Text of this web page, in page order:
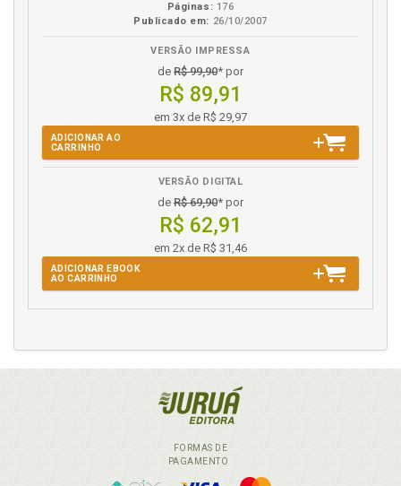
Páginas: 176
Publicado em: 26/10/2007
VERSÃO IMPRESSA
de R$ 99,90* por
R$ 89,91
em 3x de R$ 29,97
ADICIONAR AO
CARRINHO
VERSÃO DIGITAL
de R$ 69,90* por
R$ 62,91
em 2x de R$ 31,46
ADICIONAR EBOOK
AO CARRINHO
FORMAS DE
PAGAMENTO